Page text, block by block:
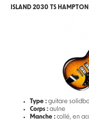
ISLAND 2030 TS HAMPTON
Type :guitare
Corps :aulne
Manche :collé, en